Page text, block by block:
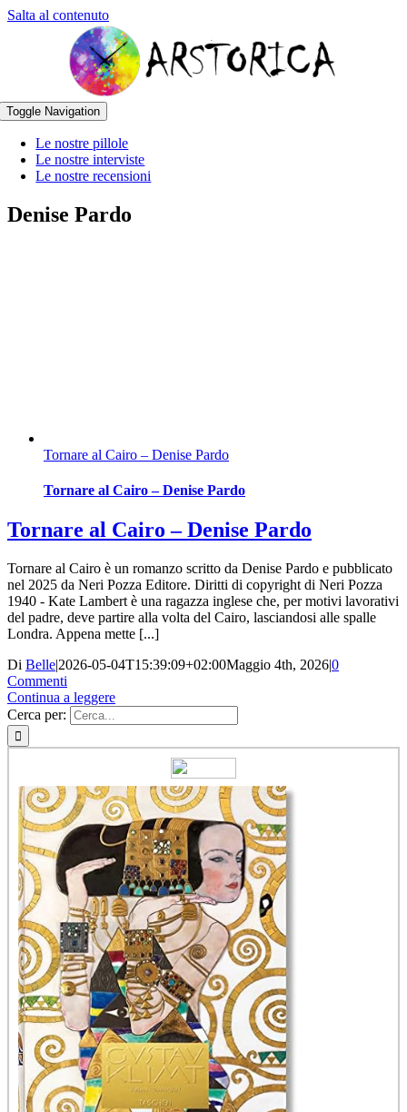
Salta al contenuto
Toggle Navigation
Le nostre pillole
Le nostre interviste
Le nostre recensioni
Denise Pardo
Tornare al Cairo – Denise Pardo
Tornare al Cairo – Denise Pardo
Tornare al Cairo – Denise Pardo
Tornare al Cairo è un romanzo scritto da Denise Pardo e pubblicato
nel 2025 da Neri Pozza Editore. Diritti di copyright di Neri Pozza
1940 - Kate Lambert è una ragazza inglese che, per motivi lavorativi
del padre, deve partire alla volta del Cairo, lasciandosi alle spalle
Londra. Appena mette [...]
Di Belle|2026-05-04T15:39:09+02:00Maggio 4th, 2026|0
Commenti
Continua a leggere
Cerca per: